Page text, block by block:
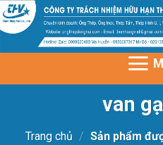
Skip
to
van
Trang chủ / Sản phẩm